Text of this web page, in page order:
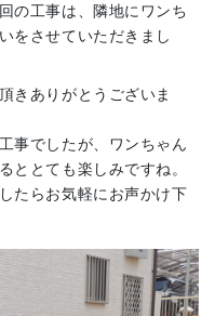
の工事は、隣地にワンち
をさせていただきまし
きありがとうございま
事でしたが、ワンちゃん
ととても楽しみですね。
たらお気軽にお声かけ下